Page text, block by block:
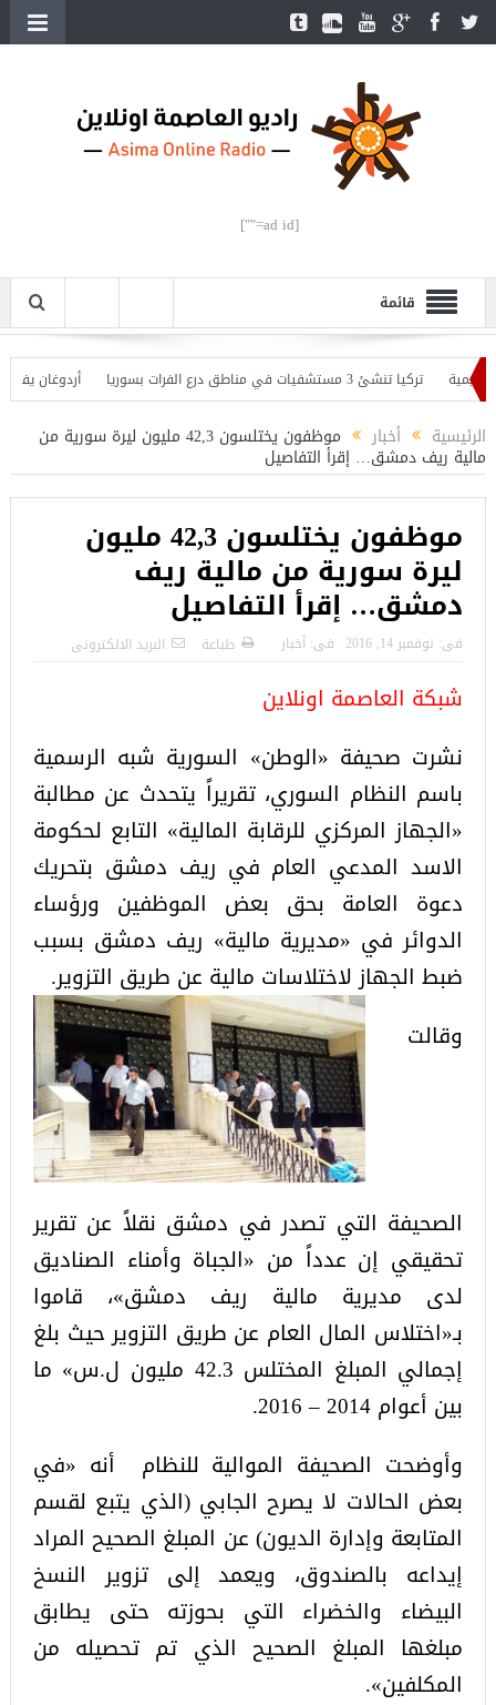
[ad id=""]
قائمة
تركيا تنشئ 3 مستشفيات في مناطق درع الفرات بسوريا
أردوغان يفتتح
الرئيسية أخبار موظفون يختلسون 42,3 مليون ليرة سورية من
مالية ريف دمشق… إقرأ التفاصيل
موظفون يختلسون 42,3 مليون
ليرة سورية من مالية ريف
دمشق… إقرأ التفاصيل
فى: نوفمبر 14, 2016 فى: أخبار طباعة البريد الالكترونى
شبكة العاصمة اونلاين
نشرت صحيفة «الوطن» السورية شبه الرسمية
باسم النظام السوري، تقريراً يتحدث عن مطالبة
«الجهاز المركزي للرقابة المالية» التابع لحكومة
الاسد المدعي العام في ريف دمشق بتحريك
دعوة العامة بحق بعض الموظفين ورؤساء
الدوائر في «مديرية مالية» ريف دمشق بسبب
ضبط الجهاز لاختلاسات مالية عن طريق التزوير.
وقالت
الصحيفة التي تصدر في دمشق نقلاً عن تقرير
تحقيقي إن عدداً من «الجباة وأمناء الصناديق
لدى مديرية مالية ريف دمشق»، قاموا
بـ«اختلاس المال العام عن طريق التزوير حيث بلغ
إجمالي المبلغ المختلس 42.3 مليون ل.س» ما
بين أعوام 2014 – 2016.
وأوضحت الصحيفة الموالية للنظام أنه «في
بعض الحالات لا يصرح الجابي (الذي يتبع لقسم
المتابعة وإدارة الديون) عن المبلغ الصحيح المراد
إيداعه بالصندوق، ويعمد إلى تزوير النسخ
البيضاء والخضراء التي بحوزته حتى يطابق
مبلغها المبلغ الصحيح الذي تم تحصيله من
المكلفين».